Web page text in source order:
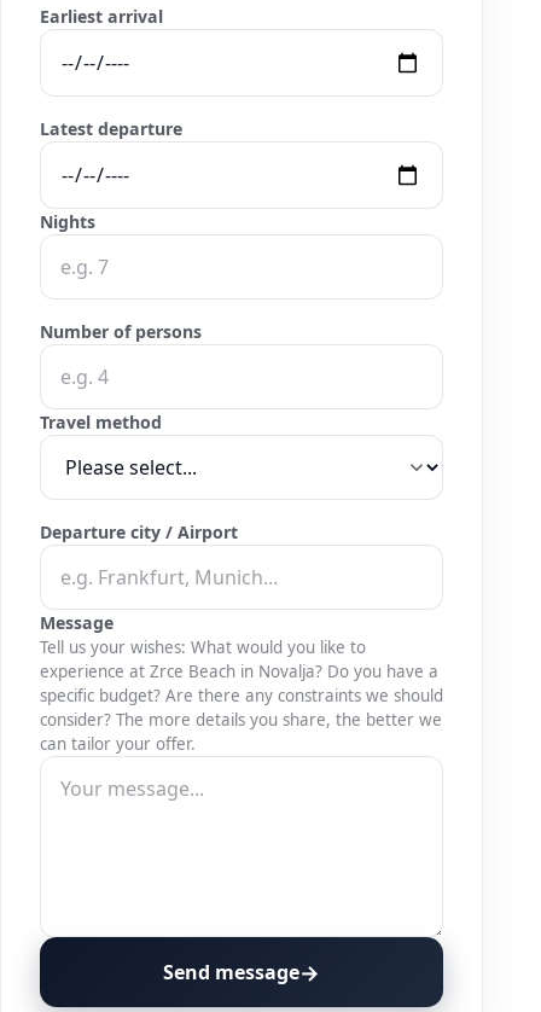
Earliest arrival
Latest departure
Nights
Number of persons
Travel method
Departure city / Airport
Message
Tell us your wishes: What would you like to
experience at Zrce Beach in Novalja? Do you have a
specific budget? Are there any constraints we should
consider? The more details you share, the better we
can tailor your offer.
Send message→